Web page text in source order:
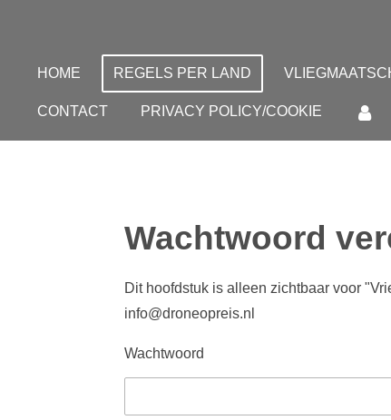
naarHOME REGELS PER LAND
CONTACT PRIVACY POLICY/COOKIE
Wachtwoord
Dit hoofdstuk is alleen zichtbaar voor
info@droneopreis.nl
Wachtwoord